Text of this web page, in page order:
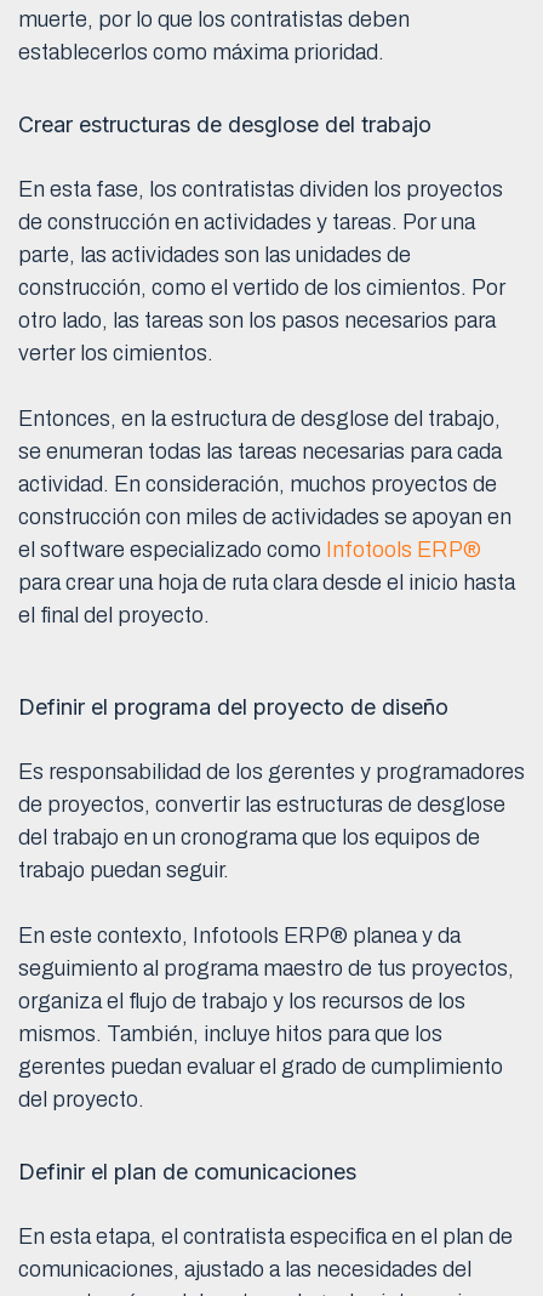
muerte, por lo que los contratistas deben
establecerlos como máxima prioridad.
Crear estructuras de desglose del trabajo
En esta fase, los contratistas dividen los proyectos
de construcción en actividades y tareas. Por una
parte, las actividades son las unidades de
construcción, como el vertido de los cimientos. Por
otro lado, las tareas son los pasos necesarios para
verter los cimientos.
Entonces, en la estructura de desglose del trabajo,
se enumeran todas las tareas necesarias para cada
actividad. En consideración, muchos proyectos de
construcción con miles de actividades se apoyan en
el software especializado como Infotools ERP®
para crear una hoja de ruta clara desde el inicio hasta
el final del proyecto.
Definir el programa del proyecto de diseño
Es responsabilidad de los gerentes y programadores
de proyectos, convertir las estructuras de desglose
del trabajo en un cronograma que los equipos de
trabajo puedan seguir.
En este contexto, Infotools ERP® planea y da
seguimiento al programa maestro de tus proyectos,
organiza el flujo de trabajo y los recursos de los
mismos. También, incluye hitos para que los
gerentes puedan evaluar el grado de cumplimiento
del proyecto.
Definir el plan de comunicaciones
En esta etapa, el contratista especifica en el plan de
comunicaciones, ajustado a las necesidades del